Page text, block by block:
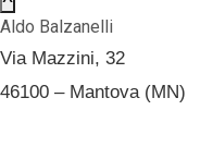
Aldo Balzanelli
Via Mazzini, 32
46100 – Mantova (MN)